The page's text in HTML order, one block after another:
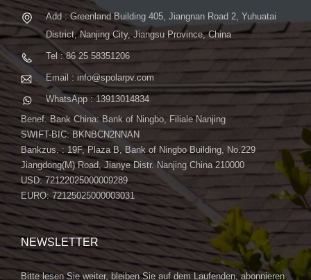
Add : Greenland Building 405, Jiangnan Road 2, Yuhuatai
District, Nanjing City, Jiangsu Province, China
Tel : 86 25 58351206
Email : info@spolarpv.com
WhatsApp : 13913014834
Benef. Bank China: Bank of Ningbo, Filiale Nanjing
SWIFT-BIC: BKNBCN2NNAN
Bankzus. : 19F, Plaza B, Bank of Ningbo Building, No.229
Jiangdong(M) Road, Jianye Distr. Nanjing China 210000
USD: 72122025000009289
EURO: 72125025000003031
NEWSLETTER
Bitte lesen Sie weiter, bleiben Sie auf dem Laufenden, abonnieren